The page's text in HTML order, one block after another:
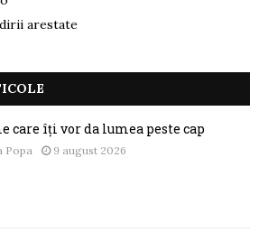
arestate
care îți vor da lumea peste cap
Popa 9 august 2026